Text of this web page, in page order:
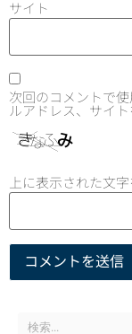
サイト
次回のコメントで
ルアドレス、サイト
上に表示された文